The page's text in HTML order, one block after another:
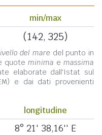
min/max
(142, 325)
del mare del punto in
quote minima e massima
elaborate dall'Istat sul
e dai dati provenienti
longitudine
8° 21' 38,16'' E